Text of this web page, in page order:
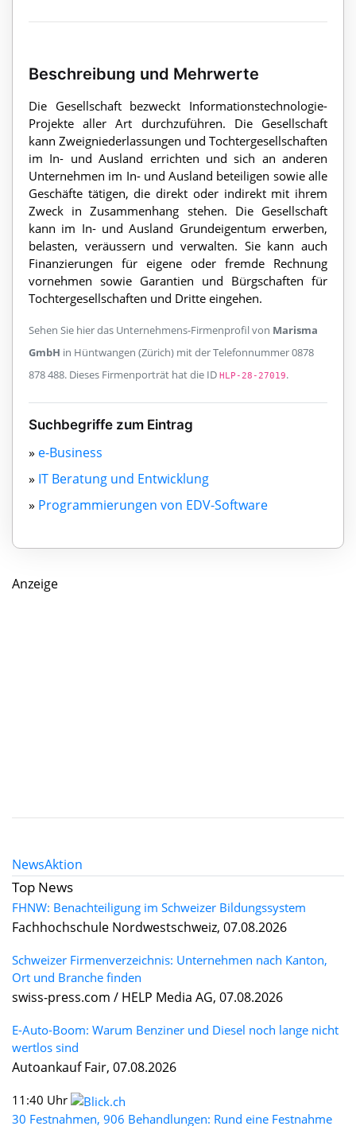
Beschreibung und Mehrwerte
Die Gesellschaft bezweckt Informationstechnologie-
Projekte aller Art durchzuführen. Die Gesellschaft
kann Zweigniederlassungen und Tochtergesellschaften
im In- und Ausland errichten und sich an anderen
Unternehmen im In- und Ausland beteiligen sowie alle
Geschäfte tätigen, die direkt oder indirekt mit ihrem
Zweck in Zusammenhang stehen. Die Gesellschaft
kann im In- und Ausland Grundeigentum erwerben,
belasten, veräussern und verwalten. Sie kann auch
Finanzierungen für eigene oder fremde Rechnung
vornehmen sowie Garantien und Bürgschaften für
Tochtergesellschaften und Dritte eingehen.
Sehen Sie hier das Unternehmens-Firmenprofil von Marisma
GmbH in Hüntwangen (Zürich) mit der Telefonnummer 0878
878 488. Dieses Firmenporträt hat die ID HLP-28-27019.
Suchbegriffe zum Eintrag
» e-Business
» IT Beratung und Entwicklung
» Programmierungen von EDV-Software
Anzeige
NewsAktion
Top News
FHNW: Benachteiligung im Schweizer Bildungssystem
Fachhochschule Nordwestschweiz, 07.08.2026
Schweizer Firmenverzeichnis: Unternehmen nach Kanton,
Ort und Branche finden
swiss-press.com / HELP Media AG, 07.08.2026
E-Auto-Boom: Warum Benziner und Diesel noch lange nicht
wertlos sind
Autoankauf Fair, 07.08.2026
11:40 Uhr
30 Festnahmen, 906 Behandlungen: Rund eine Festnahme